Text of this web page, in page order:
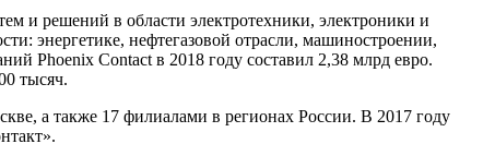
и решений в области электротехники, электроники и
энергетике, нефтегазовой отрасли, машиностроении,
Phoenix Contact в 2018 году составил 2,38 млрд евро.
тысяч.
а также 17 филиалами в регионах России. В 2017 году